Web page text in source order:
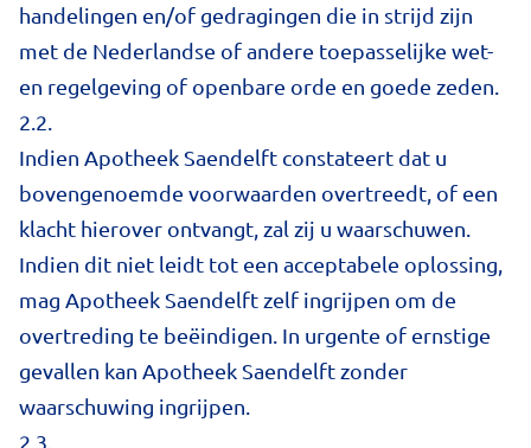
handelingen en/of gedragingen die in strijd zijn
met de Nederlandse of andere toepasselijke wet-
en regelgeving of openbare orde en goede zeden.
2.2.
Indien Apotheek Saendelft constateert dat u
bovengenoemde voorwaarden overtreedt, of een
klacht hierover ontvangt, zal zij u waarschuwen.
Indien dit niet leidt tot een acceptabele oplossing,
mag Apotheek Saendelft zelf ingrijpen om de
overtreding te beëindigen. In urgente of ernstige
gevallen kan Apotheek Saendelft zonder
waarschuwing ingrijpen.
2.3.